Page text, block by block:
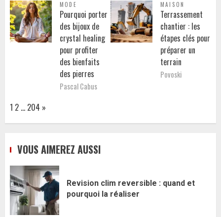
MODE
Pourquoi porter
des bijoux de
crystal healing
pour profiter
des bienfaits
des pierres
Pascal Cabus
MAISON
Terrassement
chantier : les
étapes clés pour
préparer un
terrain
Povoski
Page:
1 2 … 204 Next
»
VOUS AIMEREZ AUSSI
Revision clim reversible : quand et
pourquoi la réaliser